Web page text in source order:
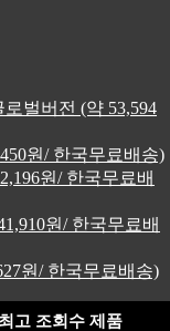
벌버전 (약 53,594
원/ 한국무료배송)
원/ 한국무료배
원/ 한국무료배
원/ 한국무료배송)
최고 조회수 제품